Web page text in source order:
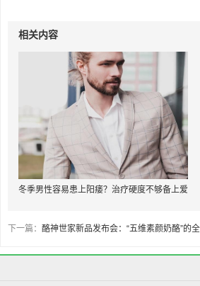
相关内容
冬季男性容易患上阳痿？治疗硬度不够备上爱
下一篇： 酪神世家新品发布会：“五维素颜奶酪”的